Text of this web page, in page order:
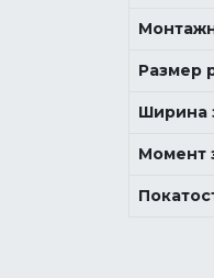
Размер
Ширина
Момент